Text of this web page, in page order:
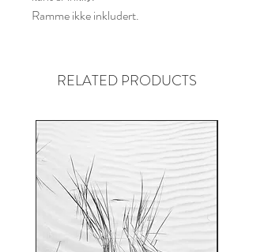
Ramme ikke inkludert.
RELATED PRODUCTS